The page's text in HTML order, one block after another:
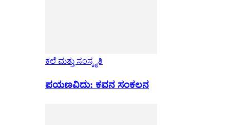
ಕಲೆ ಮತ್ತು ಸಂಸ್ಕೃತಿ
ಪಯಣವಿದು: ಕವನ ಸಂಕಲನ